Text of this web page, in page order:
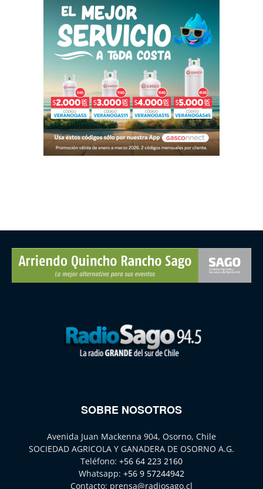
SOBRE NOSOTROS
Avenida Juan Mackenna 904, Osorno, Chile
SOCIEDAD AGRICOLA Y GANADERA DE OSORNO A.G.
Teléfono: +56 64 223 2160
Whatsapp: +56 9 57244942
Contacto: prensa@radiosago.cl